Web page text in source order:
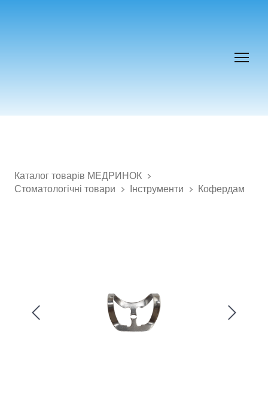
Каталог товарів МЕДРИНОК
Стоматологічні товари
Інструменти Кофердам